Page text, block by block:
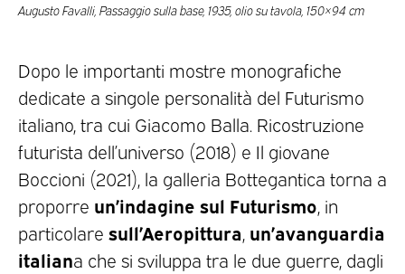
Augusto Favalli, Passaggio sulla base, 1935, olio su tavola, 150×94 cm
Dopo le importanti mostre monografiche
dedicate a singole personalità del Futurismo
italiano, tra cui Giacomo Balla. Ricostruzione
futurista dell’universo (2018) e Il giovane
Boccioni (2021), la galleria Bottegantica torna a
proporre un’indagine sul Futurismo, in
particolare sull’Aeropittura, un’avanguardia
italiana che si sviluppa tra le due guerre, dagli